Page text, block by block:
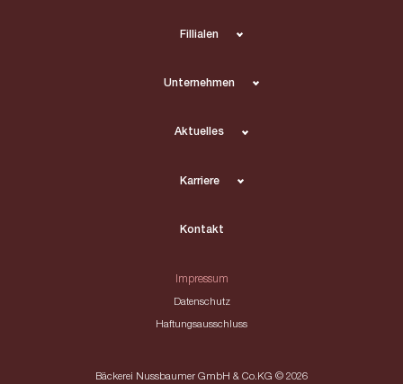
Fillialen
Unternehmen
Aktuelles
Karriere
Kontakt
Impressum
Datenschutz
Haftungsausschluss
Bäckerei Nussbaumer GmbH & Co.KG © 2026